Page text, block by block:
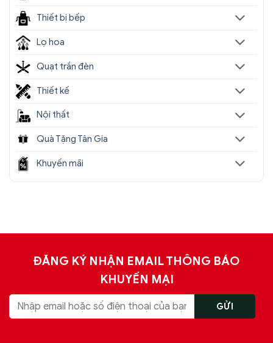
Thiết bị bếp
Lọ hoa
Quạt trần đèn
Thiết kế
Nội thất
Quà Tặng Tân Gia
Khuyến mãi
ĐĂNG KÝ NHẬN EMAIL THÔNG BÁO
KHUYẾN MẠI